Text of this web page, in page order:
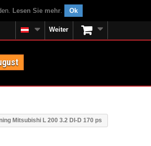
Lesen Sie mehr. Ok
Weiter
Mitsubishi L 200 3.2 DI-D 170 ps